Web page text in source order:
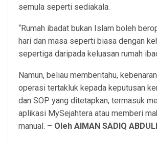
semula seperti sediakala.
“Rumah ibadat bukan Islam boleh
hari dan masa seperti biasa dengan
sepertiga daripada keluasan rumah
Namun, beliau memberitahu,
operasi tertakluk kepada keputusan
dan SOP yang ditetapkan, termasuk
aplikasi MySejahtera atau memberi
manual. – Oleh AIMAN SADIQ